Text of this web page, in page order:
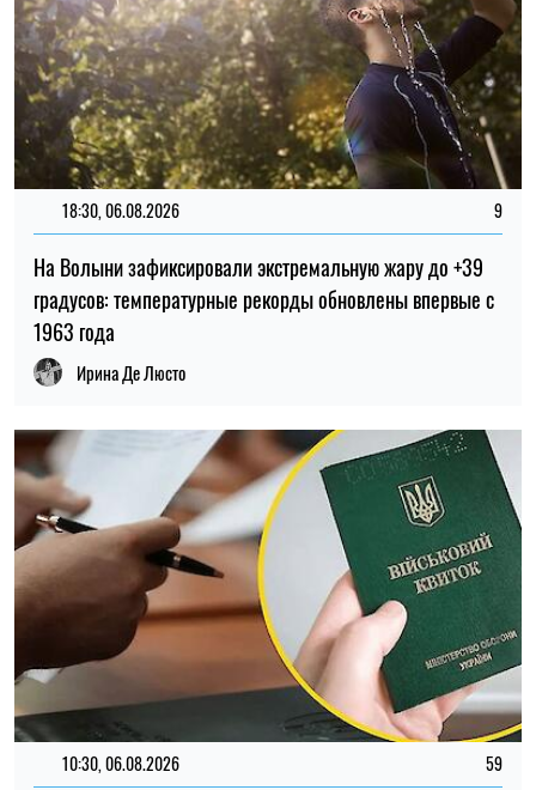
18:30, 06.08.2026 9
На Волыни зафиксировали экстремальную жару до +39
градусов: температурные рекорды обновлены впервые с
1963 года
Ирина Де Люсто
10:30, 06.08.2026 59